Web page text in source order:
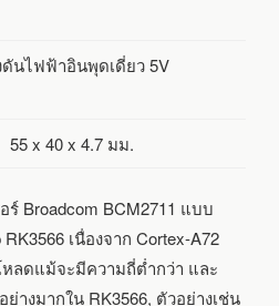
ดันไฟฟ้าอินพุดเดี่ยว 5V
55 x 40 x 4.7 มม.
ร์ Broadcom BCM2711 แบบ
เนื่องจาก Cortex-A72
หลดแม้จะมีความถี่ต่ำกว่า และ
างมากใน RK3566, ตัวอย่างเช่น